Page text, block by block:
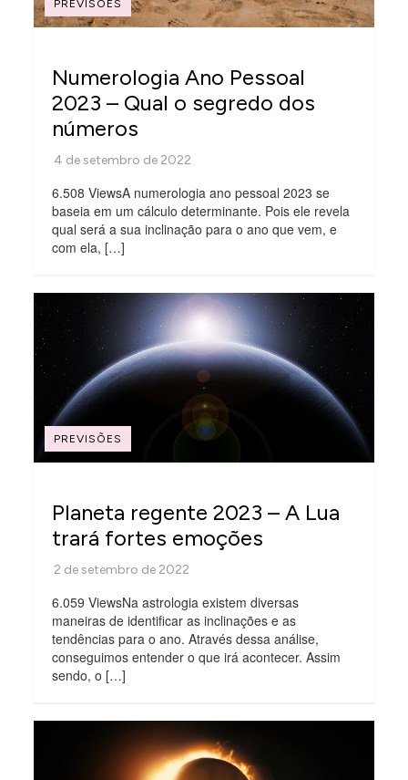
PREVISÕES
Numerologia Ano Pessoal
2023 – Qual o segredo dos
números
6.508 ViewsA numerologia ano pessoal 2023 se
baseia em um cálculo determinante. Pois ele revela
qual será a sua inclinação para o ano que vem, e
com ela, […]
PREVISÕES
Planeta regente 2023 – A Lua
trará fortes emoções
6.059 ViewsNa astrologia existem diversas
maneiras de identificar as inclinações e as
tendências para o ano. Através dessa análise,
conseguimos entender o que irá acontecer. Assim
sendo, o […]